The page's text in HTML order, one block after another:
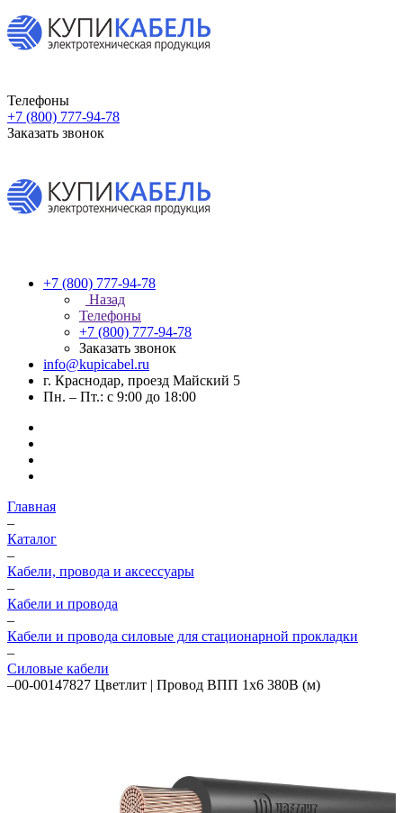
Телефоны
+7 (800) 777-94-78
Заказать звонок
+7 (800) 777-94-78
Назад
Телефоны
+7 (800) 777-94-78
Заказать звонок
info@kupicabel.ru
г. Краснодар, проезд Майский 5
Пн. – Пт.: с 9:00 до 18:00
Главная
–
Каталог
–
Кабели, провода и аксессуары
–
Кабели и провода
–
Кабели и провода силовые для стационарной прокладки
–
Силовые кабели
–00-00147827 Цветлит | Провод ВПП 1х6 380В (м)